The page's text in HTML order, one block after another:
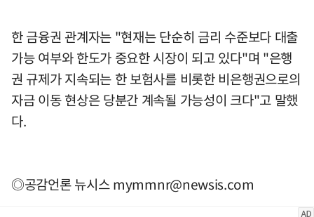
한 금융권 관계자는 "현재는 단순히 금리 수준보다 대출
가능 여부와 한도가 중요한 시장이 되고 있다"며 "은행
권 규제가 지속되는 한 보험사를 비롯한 비은행권으로의
자금 이동 현상은 당분간 계속될 가능성이 크다"고 말했
다.
◎공감언론 뉴시스mymmnr@newsis.com